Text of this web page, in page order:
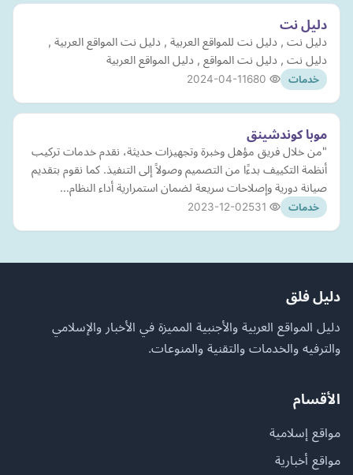
دليل نت
دليل نت , دليل نت للمواقع العربية , دليل نت المواقع العربية ,
دليل نت , دليل نت المواقع , دليل المواقع العربية
خدمات 2024-04-11
موبا كوندشينق
"من خلال فريق مؤهل وخبرة وتجهيزات حديثة، نقدم خدمات تركيب
أنظمة التكييف بدءًا من التصميم وصولاً إلى التنفيذ. كما نقوم بتقديم
صيانة دورية وإصلاحات سريعة لضمان استمرارية أداء النظام…
خدمات 2023-12-02
دليل فلق
دليل المواقع العربية والأجنبية المميزة في الأخبار والإسلامي
والترفيه والخدمات والتقنية والمنوعات.
الأقسام
مواقع إسلامية
مواقع أخبارية